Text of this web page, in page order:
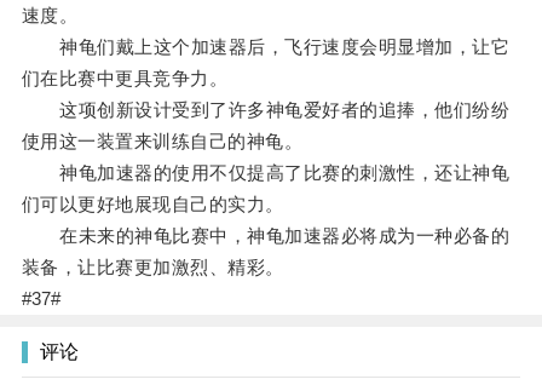
速度。
神龟们戴上这个加速器后，飞行速度会明显增加，让它
们在比赛中更具竞争力。
这项创新设计受到了许多神龟爱好者的追捧，他们纷纷
使用这一装置来训练自己的神龟。
神龟加速器的使用不仅提高了比赛的刺激性，还让神龟
们可以更好地展现自己的实力。
在未来的神龟比赛中，神龟加速器必将成为一种必备的
装备，让比赛更加激烈、精彩。
#37#
评论